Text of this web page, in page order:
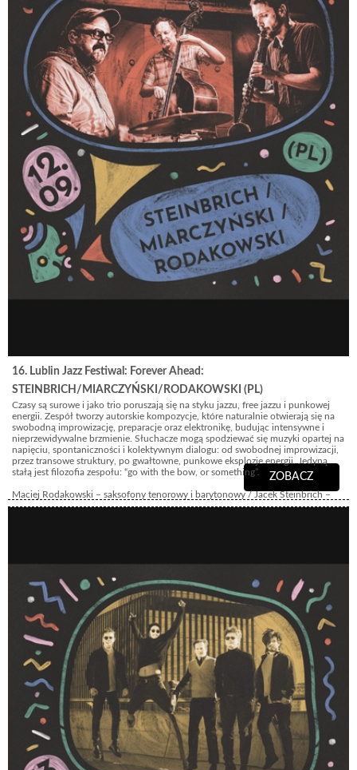
16. Lublin Jazz Festiwal: Forever Ahead:
STEINBRICH/MIARCZYŃSKI/RODAKOWSKI (PL)
Czasy są surowe i jako trio poruszają się na styku jazzu, free jazzu i punkowej
energii. Zespół tworzy autorskie kompozycje, które naturalnie otwierają się na
swobodną improwizację, preparacje oraz elektronikę, budując intensywne i
nieprzewidywalne brzmienie. Słuchacze mogą spodziewać się muzyki opartej na
napięciu, spontaniczności i kolektywnym dialogu: od swobodnej improwizacji,
przez transowe struktury, po gwałtowne, punkowe eksplozje energii. Jedyną
stałą jest filozofia zespołu: “go with the bow, or something”.
Maciej Rodakowski – saksofony tenorowy i barytonowy / Jacek Steinbrich –
bas, elektronika / Jakub Miarczyński – perkusja
ZOBACZ